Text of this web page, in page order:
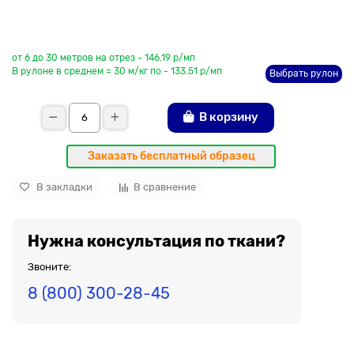
от 6 до 30 метров на отрез - 146.19 р/мп
В рулоне в среднем = 30 м/кг по - 133.51 р/мп
Выбрать рулон
В корзину
Заказать бесплатный образец
В закладки В сравнение
Нужна консультация по ткани?
Звоните:
8 (800) 300-28-45